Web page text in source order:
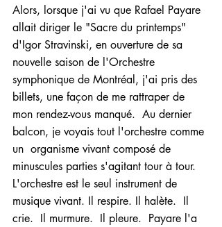
Alors, lorsque j'ai vu que Rafael Payare
allait diriger le "Sacre du printemps"
d'Igor Stravinski, en ouverture de sa
nouvelle saison de l'Orchestre
symphonique de Montréal, j'ai pris des
billets, une façon de me rattraper de
mon rendez-vous manqué.  Au dernier
balcon, je voyais tout l'orchestre comme
un  organisme vivant composé de
minuscules parties s'agitant tour à tour.
L'orchestre est le seul instrument de
musique vivant. Il respire. Il halète.  Il
crie.  Il murmure.  Il pleure.  Payare l'a